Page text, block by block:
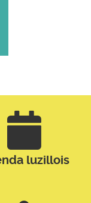
luzillois